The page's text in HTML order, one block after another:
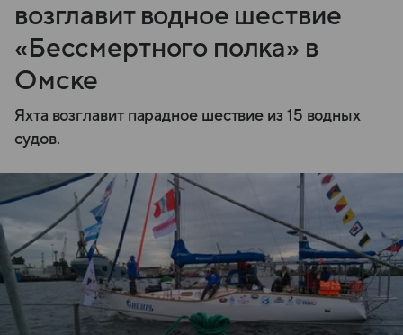
возглавит водное шествие
«Бессмертного полка» в
Омске
Яхта возглавит парадное шествие из 15 водных
судов.